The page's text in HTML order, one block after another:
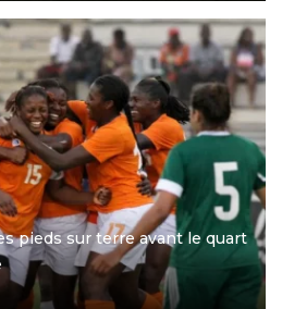
pieds sur terre avant le quart